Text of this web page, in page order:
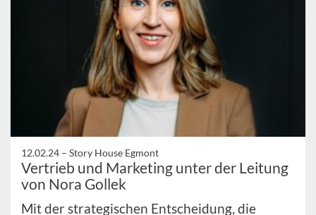
12.02.24 – Story House Egmont
Vertrieb und Marketing unter der Leitung
von Nora Gollek
Mit der strategischen Entscheidung, die